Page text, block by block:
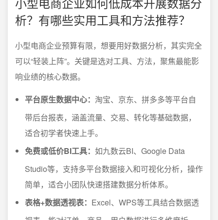
析？有哪些实用工具和方法推荐？
小型电商企业预算有限，想要用好数据分析，其实完全
可以“轻装上阵”。关键是选对工具、方法，聚焦最能影
响业绩的核心数据。
平台原生数据中心： 淘宝、京东、拼多多等平台自
带后台报表，涵盖流量、交易、转化等基础数据，
适合初学者快速上手。
免费或低价BI工具： 如九数云BI、Google Data
Studio等，支持多平台数据接入和可视化分析，操作
简单，适合小团队快速搭建数据分析体系。
表格+数据透视表： Excel、WPS等工具结合数据透